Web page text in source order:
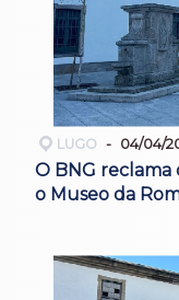
LUGO 04/04/
O BNG reclama
o Museo da